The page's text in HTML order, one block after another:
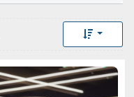
Toggle